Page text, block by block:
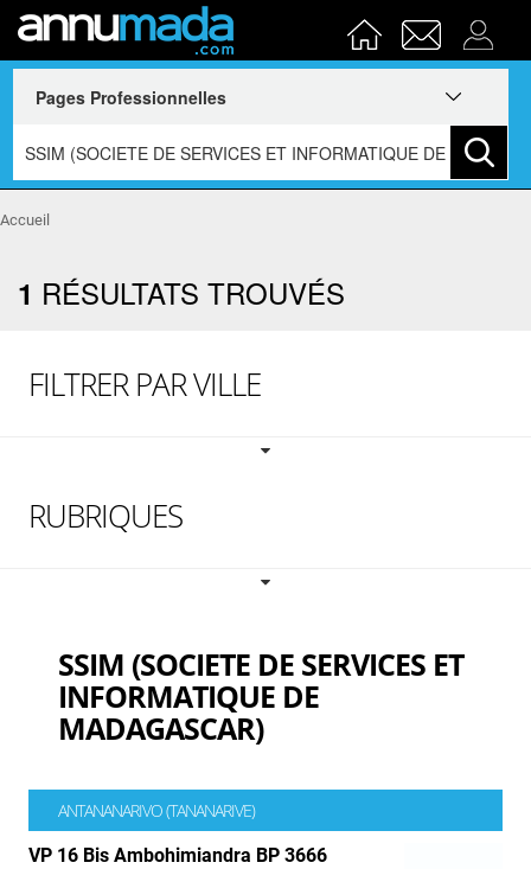
Accueil
1 RÉSULTATS TROUVÉS
FILTRER PAR VILLE
RUBRIQUES
SSIM (SOCIETE DE SERVICES ET
INFORMATIQUE DE
MADAGASCAR)
ANTANANARIVO (TANANARIVE)
VP 16 Bis Ambohimiandra BP 3666